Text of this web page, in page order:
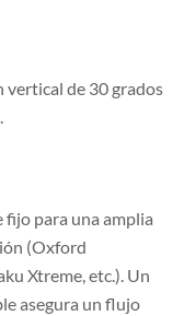
de 30 grados
para una amplia
(Oxford
Xtreme, etc.). Un
asegura un flujo